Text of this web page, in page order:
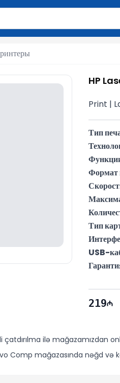
для поиска. Нажмите
HP
Print |
Тип
Формат
Тип
USB-
219
çatdırılma ilə mağazamızdan
Comp mağazasında nəğd